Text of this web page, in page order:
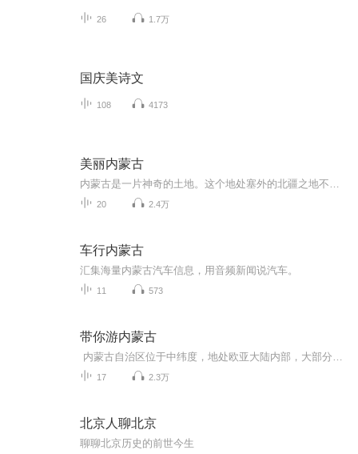
26 1.7万
国庆美诗文
108 4173
美丽内蒙古
20 2.4万
车行内蒙古
汇集海量内蒙古汽车信息，用音频新闻说汽车。
11 573
带你游内蒙古
17 2.3万
北京人聊北京
聊聊北京历史的前世今生